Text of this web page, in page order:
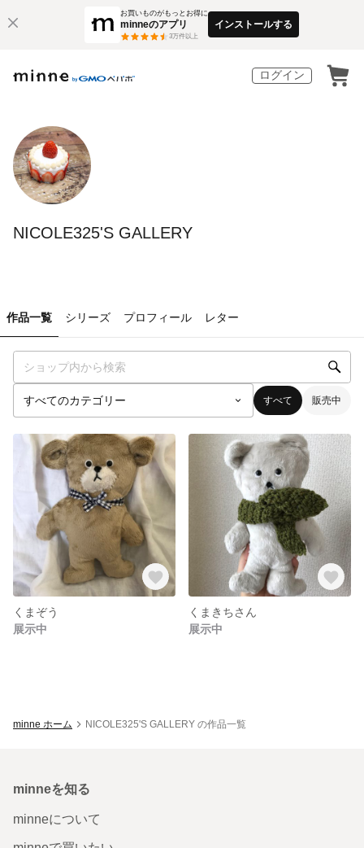
お買いものがもっとお得に
minneのアプリ
3万件以上
インストールする
ログイン
NICOLE325'S GALLERY
作品一覧 シリーズ プロフィール レター
すべて 販売中
くまぞう
展示中
くまきちさん
展示中
minne ホーム NICOLE325'S GALLERY の作品一覧
minneを知る
minneについて